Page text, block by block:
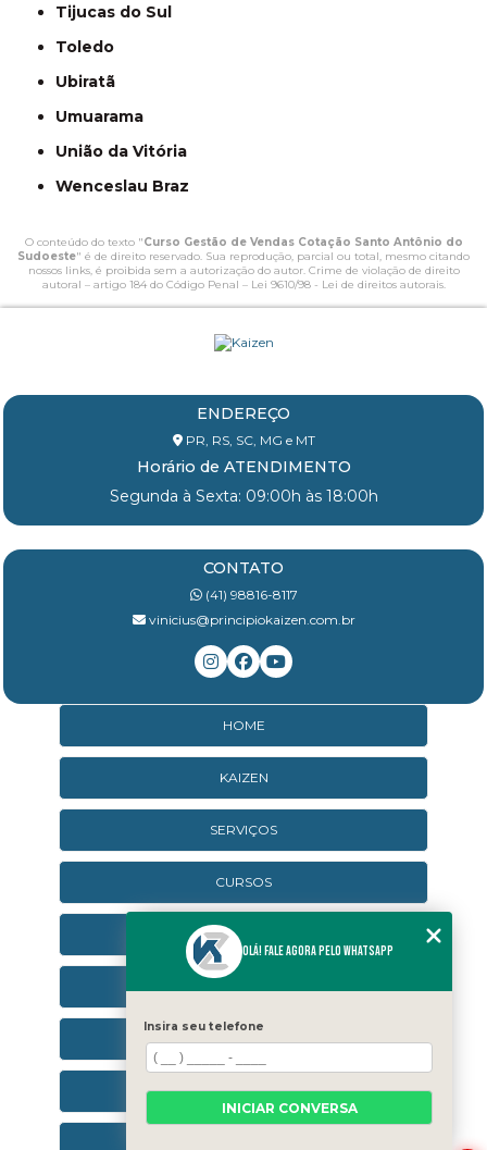
Tijucas do Sul
Toledo
Ubiratã
Umuarama
União da Vitória
Wenceslau Braz
O conteúdo do texto "Curso Gestão de Vendas Cotação Santo Antônio do
Sudoeste" é de direito reservado. Sua reprodução, parcial ou total, mesmo citando
nossos links, é proibida sem a autorização do autor. Crime de violação de direito
autoral – artigo 184 do Código Penal – Lei 9610/98 - Lei de direitos autorais.
ENDEREÇO
PR, RS, SC, MG e MT
Horário de ATENDIMENTO
Segunda à Sexta: 09:00h às 18:00h
CONTATO
(41) 98816-8117
vinicius@principiokaizen.com.br
HOME
KAIZEN
SERVIÇOS
CURSOS
CURSOS ONLINE
CONTATO
CATEGORIAS
Olá! Fale agora pelo WhatsApp
Insira seu telefone
INICIAR CONVERSA